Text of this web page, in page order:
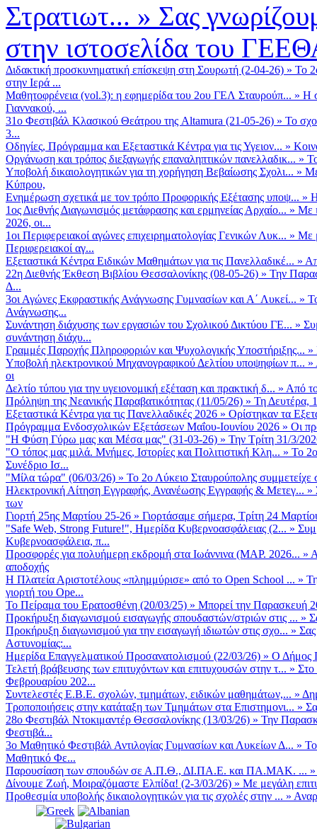
Στρατιωτ... » Σας
στην ιστοσελίδα του
Διδακτική προσκυνηματική επίσκεψη στη Σουρωτή (2-04-26) » Το
στην Ιερά ...
Μαθητοφρένεια (vol.3): η εφημερίδα του 2ου ΓΕΛ Σταυρούπ... » Η
Γιαννακού, ...
31ο Φεστιβάλ Κλασικού Θεάτρου της Altamura (21-05-26) » Το
3...
Οδηγίες, Πρόγραμμα και Εξεταστικά Κέντρα για τις Υγειον... »
Οργάνωση και τρόπος διεξαγωγής επαναληπτικών πανελλαδικ... »
Υποβολή δικαιολογητικών για τη χορήγηση Βεβαίωσης Σχολι... »
Κύπρου,
Ενημέρωση σχετικά με τον τρόπο Προφορικής Εξέτασης υποψ... »
1ος Διεθνής Διαγωνισμός μετάφρασης και ερμηνείας Αρχαίο... » Με
2026, οι...
1οι Περιφερειακοί αγώνες επιχειρηματολογίας Γενικών Λυκ... » Με
Περιφερειακοί αγ...
Εξεταστικά Κέντρα Ειδικών Μαθημάτων για τις Πανελλαδικέ... »
22η Διεθνής Έκθεση Βιβλίου Θεσσαλονίκης (08-05-26) » Την
Δ...
3οι Αγώνες Εκφραστικής Ανάγνωσης Γυμνασίων και Α΄ Λυκεί... »
Ανάγνωσης...
Συνάντηση διάχυσης των εργασιών του Σχολικού Δικτύου ΓΕ... »
συνάντηση διάχυ...
Γραμμές Παροχής Πληροφοριών και Ψυχολογικής Υποστήριξης... »
Υποβολή ηλεκτρονικού Μηχανογραφικού Δελτίου υποψηφίων π... »
οι
Δελτίο τύπου για την υγειονομική εξέταση και πρακτική δ... » Από
Πρόληψη της Νεανικής Παραβατικότητας (11/05/26) » Τη Δευτέρα,
Εξεταστικά Κέντρα για τις Πανελλαδικές 2026 » Ορίστηκαν τα
Πρόγραμμα Ενδοσχολικών Εξετάσεων Μαΐου-Ιουνίου 2026 » Οι
"Η Φύση Γύρω μας και Μέσα μας" (31-03-26) » Την Τρίτη 31/3/
"Ο τόπος μας μιλά. Μνήμες, Ιστορίες και Πολιτιστική Κλη... » Το
Συνέδριο Ισ...
"Μίλα τώρα" (06/03/26) » Το 2ο Λύκειο Σταυρούπολης
Ηλεκτρονική Αίτηση Εγγραφής, Ανανέωσης Εγγραφής & Μετεγ... »
των
Γιορτή 25ης Μαρτίου 25-26 » Γιορτάσαμε σήμερα, Τρίτη 24
"Safe Web, Strong Future!", Ημερίδα Κυβερνοασφάλειας (2... »
Κυβερνοασφάλεια, π...
Προσφορές για πολυήμερη εκδρομή στα Ιωάννινα (ΜΑΡ. 2026... »
αποδοχής
Η Πλατεία Αριστοτέλους «πλημμύρισε» από το Open School ... »
γιορτή του Ope...
Το Πείραμα του Ερατοσθένη (20/03/25) » Μπορεί την Παρασκευή
Προκήρυξη διαγωνισμού εισαγωγής σπουδαστών/στριών στις ... »
Προκήρυξη διαγωνισμού για την εισαγωγή ιδιωτών στις σχο... » Σας
Αστυνομίας:...
Ημερίδα Επαγγελματικού Προσανατολισμού (22/03/26) » Ο Δήμος
Τελετή βράβευσης των επιτυχόντων και επιτυχουσών στην τ... » Στο
Φεβρουαρίου 202...
Συντελεστές Ε.Β.Ε. σχολών, τμημάτων, ειδικών μαθημάτων,... »
Τροποποιήσεις στην κατάταξη των Τμημάτων στα Επιστημονι... »
28ο Φεστιβάλ Ντοκιμαντέρ Θεσσαλονίκης (13/03/26) » Την
Φεστιβά...
3ο Μαθητικό Φεστιβάλ Αντιλογίας Γυμνασίων και Λυκείων Δ... »
Μαθητικό Φε...
Παρουσίαση των σπουδών σε Α.Π.Θ., ΔΙ.ΠΑ.Ε. και ΠΑ.ΜΑΚ. ...
Δίνουμε Ζωή, Μοιραζόμαστε Ελπίδα! (2-3/03/26) » Με μεγάλη
Προθεσμία υποβολής δικαιολογητικών για τις σχολές στην ... »